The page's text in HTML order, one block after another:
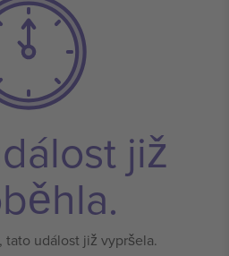
již
tato událost již vypršela.